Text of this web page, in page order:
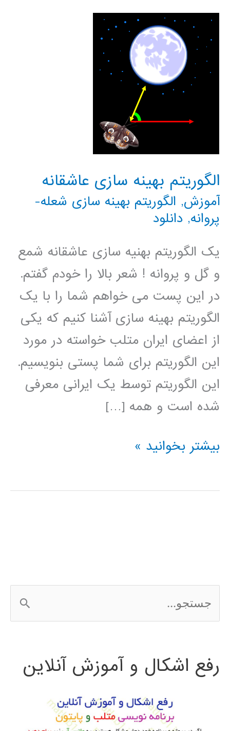
الگوریتم بهینه سازی عاشقانه
آموزش, الگوریتم بهینه سازی شعله-
پروانه, دانلود
یک الگوریتم بهنیه سازی عاشقانه شمع
و گل و پروانه ! شعر بالا را خودم گفتم.
در این پست می خواهم شما را با یک
الگوریتم بهینه سازی آشنا کنیم که یکی
از اعضای ایران متلب خواسته در مورد
این الگوریتم برای شما پستی بنویسیم.
این الگوریتم توسط یک ایرانی معرفی
شده است و همه […]
الگوریتم
سازی
بیشتر بخوانید »
س
ج
رفع اشکال و آموزش آنلاین